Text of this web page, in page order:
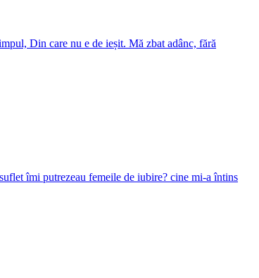
Din care nu e de ieșit. Mă zbat adânc, fără
îmi putrezeau femeile de iubire? cine mi-a întins